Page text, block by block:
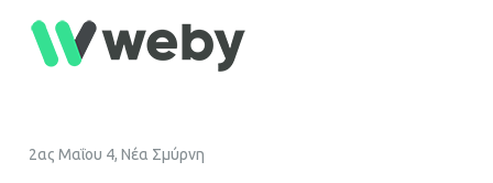
2ας Μαΐου 4, Νέα Σμύρνη